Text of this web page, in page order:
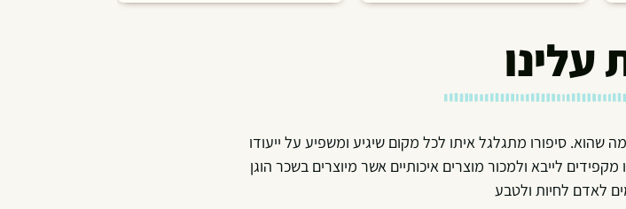
עלינו
שהוא. סיפורו מתגלגל איתו לכל מקום שיגיע ומשפיע על ייעודו
לייבא ולמכור מוצרים איכותיים אשר מיוצרים בשכר הוגן
לאדם לחיות ולטבע